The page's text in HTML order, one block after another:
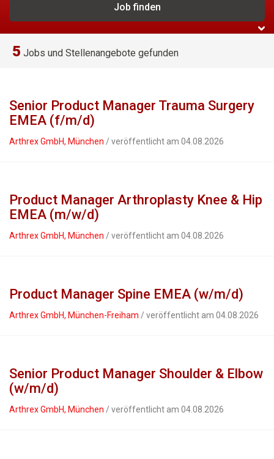
5 Jobs und Stellenangebote gefunden
Senior Product Manager Trauma Surgery
EMEA (f/m/d)
Arthrex GmbH, München / veröffentlicht am 04.08.2026
Product Manager Arthroplasty Knee & Hip
EMEA (m/w/d)
Arthrex GmbH, München / veröffentlicht am 04.08.2026
Product Manager Spine EMEA (w/m/d)
Arthrex GmbH, München-Freiham / veröffentlicht am 04.08.2026
Senior Product Manager Shoulder & Elbow
(w/m/d)
Arthrex GmbH, München / veröffentlicht am 04.08.2026